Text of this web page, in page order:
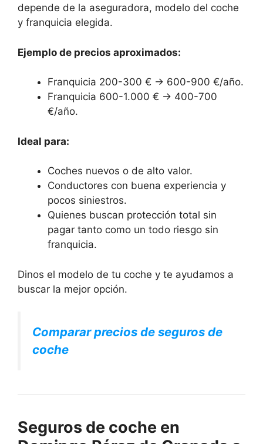
depende de la aseguradora, modelo del coche
y franquicia elegida.
Ejemplo de precios aproximados:
Franquicia 200-300 € → 600-900 €/año.
Franquicia 600-1.000 € → 400-700
€/año.
Ideal para:
Coches nuevos o de alto valor.
Conductores con buena experiencia y
pocos siniestros.
Quienes buscan protección total sin
pagar tanto como un todo riesgo sin
franquicia.
Dinos el modelo de tu coche y te ayudamos a
buscar la mejor opción.
Comparar precios de seguros de
coche
Seguros de coche en